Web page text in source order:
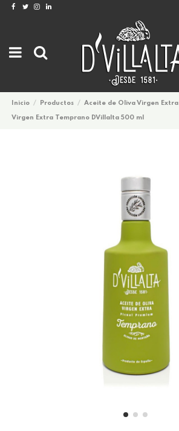
Inicio Productos Aceite de Oliva Virgen Extra
Virgen Extra Temprano DVillalta 500 ml